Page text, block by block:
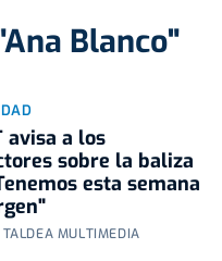
Blanco"
avisa a los
sobre la baliza
esta semana
TALDEA MULTIMEDIA